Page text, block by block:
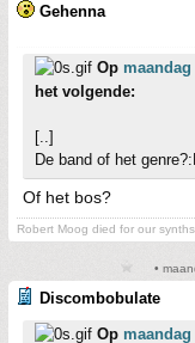
Gehenna
Op
het volgende:
[..]
De band of het
Of het bos?
Robert Moog died for our synths
•
Discombobulate
Op